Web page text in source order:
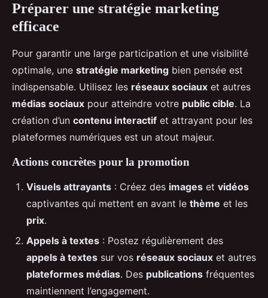
Préparer une stratégie marketing
efficace
Pour garantir une large participation et une visibilité
optimale, une stratégie marketing bien pensée est
indispensable. Utilisez les réseaux sociaux et autres
médias sociaux pour atteindre votre public cible. La
création d’un contenu interactif et attrayant pour les
plateformes numériques est un atout majeur.
Actions concrètes pour la promotion
Visuels attrayants : Créez des images et vidéos
captivantes qui mettent en avant le thème et les
prix.
Appels à textes : Postez régulièrement des
appels à textes sur vos réseaux sociaux et autres
plateformes médias. Des publications fréquentes
maintiennent l’engagement.